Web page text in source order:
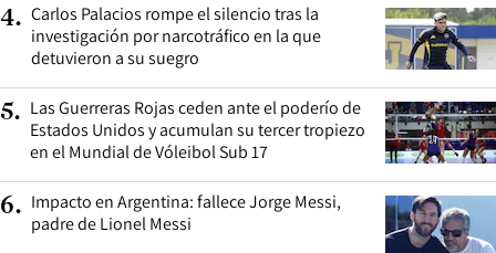
4. Carlos Palacios rompe el silencio tras la
investigación por narcotráfico en la que
detuvieron a su suegro
5. Las Guerreras Rojas ceden ante el poderío de
Estados Unidos y acumulan su tercer tropiezo
en el Mundial de Vóleibol Sub 17
6. Impacto en Argentina: fallece Jorge Messi,
padre de Lionel Messi